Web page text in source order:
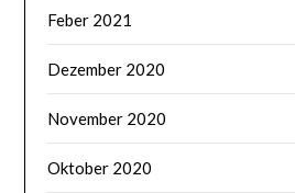
Feber 2021
Dezember 2020
November 2020
Oktober 2020